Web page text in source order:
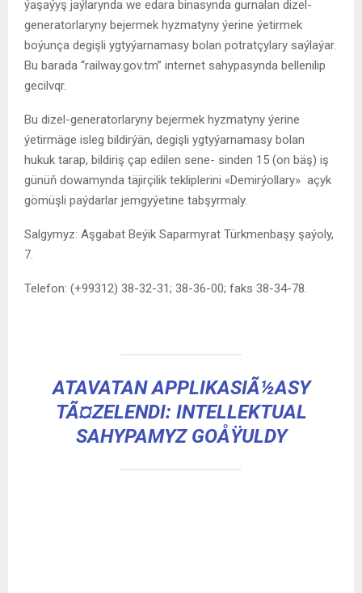
ýaşaýyş jaýlarynda we edara binasynda gurnalan dizel-
generatorlaryny bejermek hyzmatyny ýerine ýetirmek
boýunça degişli ygtyýarnamasy bolan potratçylary saýlaýar.
Bu barada “railway.gov.tm” internet sahypasynda bellenilip
gecilvqr.
Bu dizel-generatorlaryny bejermek hyzmatyny ýerine
ýetirmäge isleg bildirýän, degişli ygtyýarnamasy bolan
hukuk tarap, bildiriş çap edilen sene- sinden 15 (on bäş) iş
günüň dowamynda täjirçilik tekliplerini «Demirýollary» açyk
gömüşli paýdarlar jemgyýetine tabşyrmaly.
Salgymyz: Aşgabat Beýik Saparmyrat Türkmenbaşy şaýoly,
7.
Telefon: (+99312) 38-32-31; 38-36-00; faks 38-34-78.
ATAVATAN APPLIKASIÃ½ASY
TÃ¤ZELENDI: INTELLEKTUAL
SAHYPAMYZ GOÅŸULDY